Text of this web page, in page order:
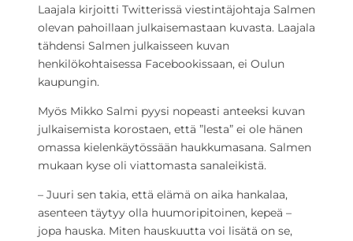
Laajala kirjoitti Twitterissä viestintäjohtaja Salmen
olevan pahoillaan julkaisemastaan kuvasta. Laajala
tähdensi Salmen julkaisseen kuvan
henkilökohtaisessa Facebookissaan, ei Oulun
kaupungin.
Myös Mikko Salmi pyysi nopeasti anteeksi kuvan
julkaisemista korostaen, että ”lesta” ei ole hänen
omassa kielenkäytössään haukkumasana. Salmen
mukaan kyse oli viattomasta sanaleikistä.
­– Juuri sen takia, että elämä on aika hankalaa,
asenteen täytyy olla huumoripitoinen, kepeä –
jopa hauska. Miten hauskuutta voi lisätä on se,